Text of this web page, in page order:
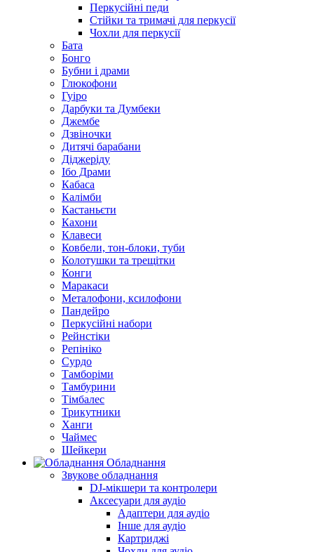
Перкусійні педи
Стійки та тримачі для перкусії
Чохли для перкусії
Бата
Бонго
Бубни і драми
Глюкофони
Гуіро
Дарбуки та Думбеки
Джембе
Дзвіночки
Дитячі барабани
Діджеріду
Ібо Драми
Кабаса
Калімби
Кастаньєти
Кахони
Клавеси
Ковбели, тон-блоки, туби
Колотушки та трещітки
Конги
Маракаси
Металофони, ксилофони
Пандейро
Перкусійні набори
Рейнстіки
Репініко
Сурдо
Тамборіми
Тамбурини
Тімбалес
Трикутники
Ханги
Чаймес
Шейкери
Обладнання
Звукове обладнання
DJ-мікшери та контролери
Аксесуари для аудіо
Адаптери для аудіо
Інше для аудіо
Картриджі